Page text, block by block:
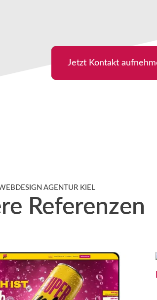
Jetzt Kontakt
AGENTUR KIEL
Referenzen